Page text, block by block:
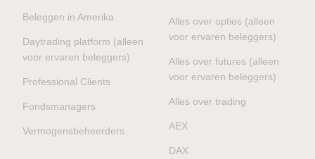
Beleggen in Amerika
Daytrading platform (alleen
voor ervaren beleggers)
Professional Clients
Fondsmanagers
Vermogensbeheerders
Alles over opties (alleen
voor ervaren beleggers)
Alles over futures (alleen
voor ervaren beleggers)
Alles over trading
AEX
DAX